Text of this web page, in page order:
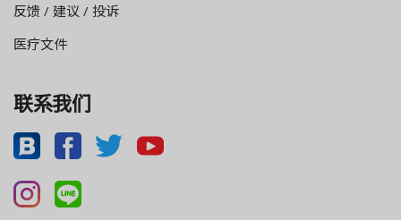
反馈 / 建议 / 投诉
医疗文件
联系我们